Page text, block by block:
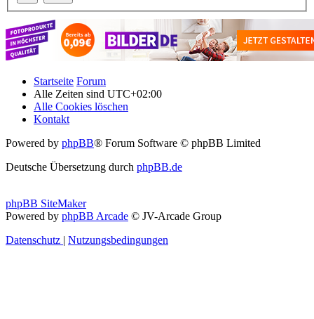
Startseite Forum
Alle Zeiten sind UTC+02:00
Alle Cookies löschen
Kontakt
Powered by phpBB® Forum Software © phpBB Limited
Deutsche Übersetzung durch phpBB.de
phpBB SiteMaker
Powered by phpBB Arcade © JV-Arcade Group
Datenschutz | Nutzungsbedingungen